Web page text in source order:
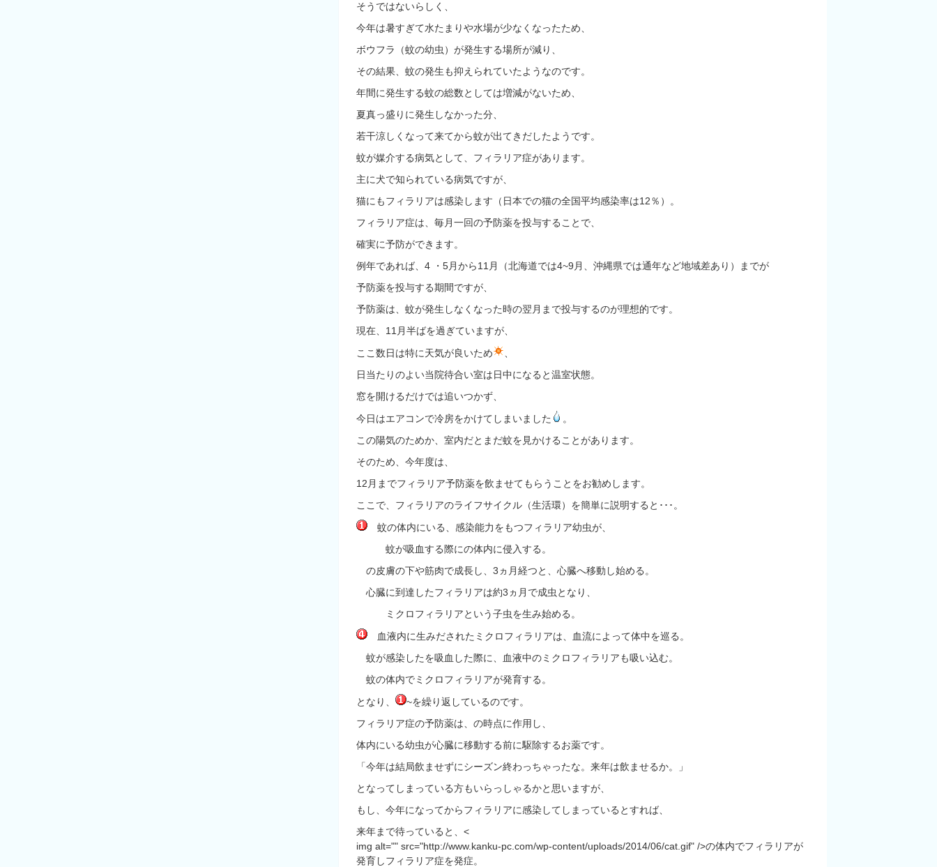
そうではないらしく、
今年は暑すぎて水たまりや水場が少なくなったため、
ボウフラ（蚊の幼虫）が発生する場所が減り、
その結果、蚊の発生も抑えられていたようなのです。
年間に発生する蚊の総数としては増減がないため、
夏真っ盛りに発生しなかった分、
若干涼しくなって来てから蚊が出てきだしたようです。
蚊が媒介する病気として、フィラリア症があります。
主に犬で知られている病気ですが、
猫にもフィラリアは感染します（日本での猫の全国平均感染率は12％）。
フィラリア症は、毎月一回の予防薬を投与することで、
確実に予防ができます。
例年であれば、4 ・5月から11月（北海道では4~9月、沖縄県では通年など地域差あり）までが
予防薬を投与する期間ですが、
予防薬は、蚊が発生しなくなった時の翌月まで投与するのが理想的です。
現在、11月半ばを過ぎていますが、
ここ数日は特に天気が良いため
日当たりのよい当院待合い室は日中になると温室状態。
窓を開けるだけでは追いつかず、
今日はエアコンで冷房をかけてしまいました
。
この陽気のためか、室内だとまだ蚊を見かけることがあります。
そのため、今年度は、
12月までフィラリア予防薬を飲ませてもらうことをお勧めします。
ここで、フィラリアのライフサイクル（生活環）を簡単に説明すると･･･。
蚊の体内にいる、感染能力をもつフィラリア幼虫が、
蚊が吸血する際にの体内に侵入する。
の皮膚の下や筋肉で成長し、3ヵ月経つと、心臓へ移動し始める。
心臓に到達したフィラリアは約3ヵ月で成虫となり、
ミクロフィラリアという子虫を生み始める。
血液内に生みだされたミクロフィラリアは、血流によって体中を巡る。
蚊が感染したを吸血した際に、血液中のミクロフィラリアも吸い込む。
蚊の体内でミクロフィラリアが発育する。
となり、
~を繰り返しているのです。
フィラリア症の予防薬は、 の時点に作用し、
体内にいる幼虫が心臓に移動する前に駆除するお薬です。
「今年は結局飲ませずにシーズン終わっちゃったな。来年は飲ませるか。」
となってしまっている方もいらっしゃるかと思いますが、
もし、今年になってからフィラリアに感染してしまっているとすれば、
来年まで待っていると、 <
img alt="" src="http://www.kanku-pc.com/wp-content/uploads/2014/06/cat.gif" />の体内でフィラリアが
発育しフィラリア症を発症。